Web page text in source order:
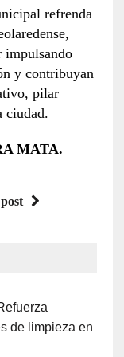
refrenda
impulsando
y contribuyan
pilar
ciudad.
MATA.
de limpieza en